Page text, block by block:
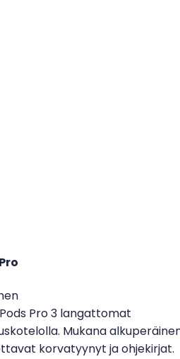
Pro 3 langattomat
Mukana
korvatyynyt ja ohjekirjat.